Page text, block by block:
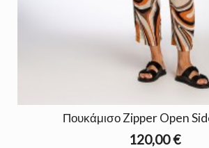
Πουκάμισο Zipper Open
120,00 €